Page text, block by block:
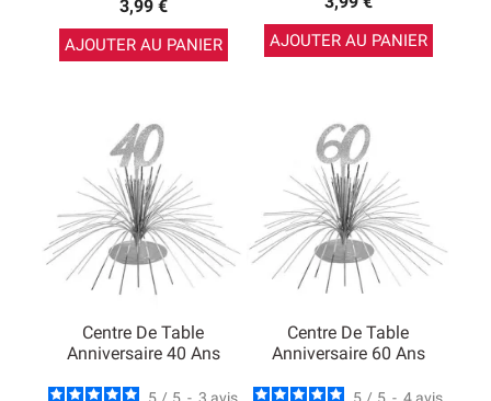
3,99 €
AJOUTER AU PANIER AJOUTER AU PANIER
Centre De Table
Anniversaire 40 Ans
Centre De Table
Anniversaire 60 Ans